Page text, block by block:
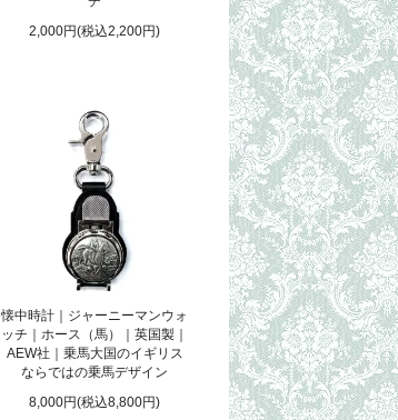
2,000円(税込2,200円)
懐中時計｜ジャーニーマンウォ
ッチ｜ホース（馬）｜英国製｜
AEW社｜乗馬大国のイギリス
ならではの乗馬デザイン
8,000円(税込8,800円)